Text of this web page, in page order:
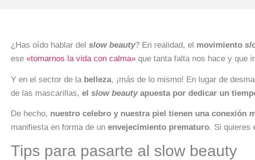
¿Has oído hablar del slow beauty? En realidad, el movimiento
ese «tomarnos la vida con calma» que tanta falta nos hace y que
Y en el sector de la belleza, ¡más de lo mismo! En lugar de
de las mascarillas, el slow beautyapuesta por dedicar un
De hecho, nuestro celebro y nuestra piel tienen una conexión
manifiesta en forma de un envejecimiento prematuro. Si quieres
Tips para pasarte al slow beauty